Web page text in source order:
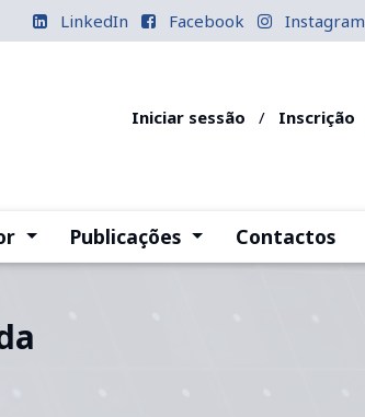
LinkedIn Facebook Instagram
Iniciar sessão / Inscrição
(current)Publicações (current)Contactos